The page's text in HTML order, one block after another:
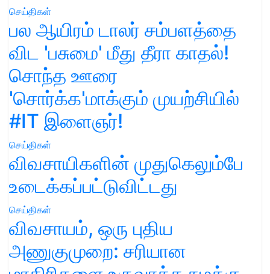
செய்திகள்
பல ஆயிரம் டாலர் சம்பளத்தை
விட 'பசுமை' மீது தீரா காதல்!
சொந்த ஊரை
'சொர்க்க'மாக்கும் முயற்சியில்
#IT இளைஞர்!
செய்திகள்
விவசாயிகளின் முதுகெலும்பே
உடைக்கப்பட்டுவிட்டது
செய்திகள்
விவசாயம், ஒரு புதிய
அணுகுமுறை: சரியான